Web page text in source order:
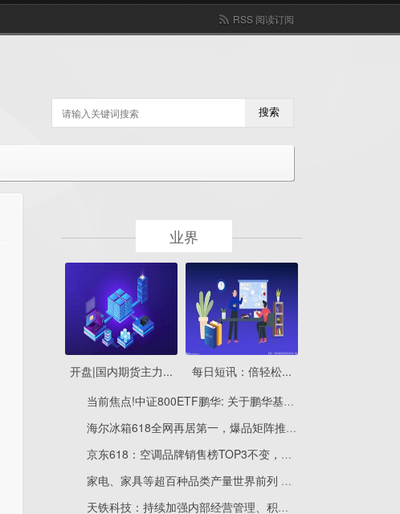
RSS 阅读订阅
搜索
业界
开盘|国内期货主力... 每日短讯：倍轻松...
当前焦点!中证800ETF鹏华: 关于鹏华基金管理有限公司旗下部分基金新增流动性服务商的公告
海尔冰箱618全网再居第一，爆品矩阵推动消费焕新
京东618：空调品牌销售榜TOP3不变，海尔多个爆款登第一
家电、家具等超百种品类产量世界前列 我国消费品工业持续向好
天铁科技：持续加强内部经营管理、积极拓展业务